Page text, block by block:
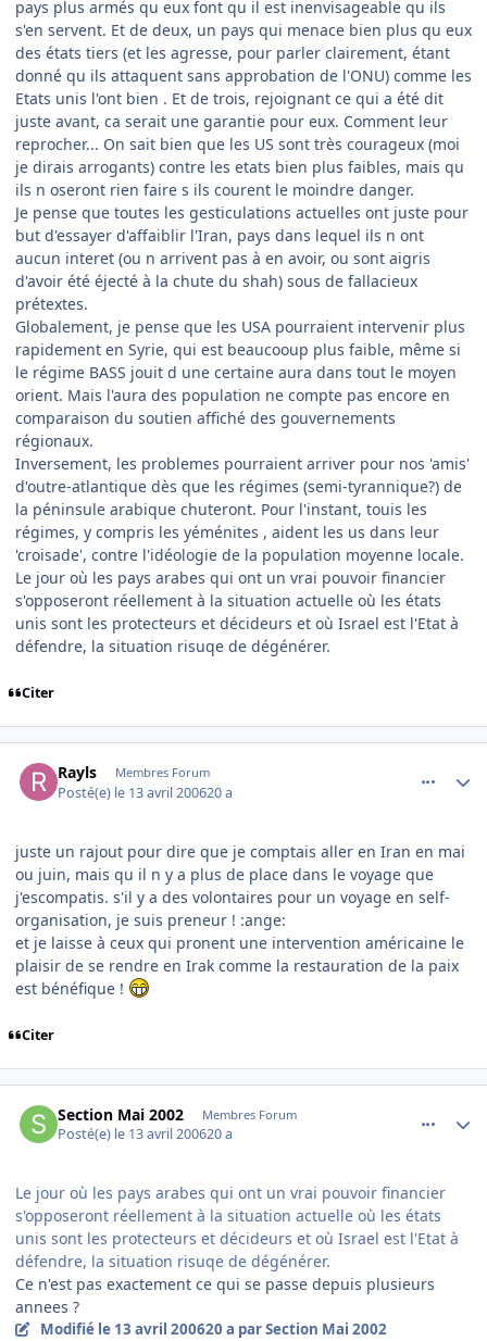
pays plus armés qu eux font qu il est inenvisageable qu ils
s'en servent. Et de deux, un pays qui menace bien plus qu eux
des états tiers (et les agresse, pour parler clairement, étant
donné qu ils attaquent sans approbation de l'ONU) comme les
Etats unis l'ont bien . Et de trois, rejoignant ce qui a été dit
juste avant, ca serait une garantie pour eux. Comment leur
reprocher... On sait bien que les US sont très courageux (moi
je dirais arrogants) contre les etats bien plus faibles, mais qu
ils n oseront rien faire s ils courent le moindre danger.
Je pense que toutes les gesticulations actuelles ont juste pour
but d'essayer d'affaiblir l'Iran, pays dans lequel ils n ont
aucun interet (ou n arrivent pas à en avoir, ou sont aigris
d'avoir été éjecté à la chute du shah) sous de fallacieux
prétextes.
Globalement, je pense que les USA pourraient intervenir plus
rapidement en Syrie, qui est beaucooup plus faible, même si
le régime BASS jouit d une certaine aura dans tout le moyen
orient. Mais l'aura des population ne compte pas encore en
comparaison du soutien affiché des gouvernements
régionaux.
Inversement, les problemes pourraient arriver pour nos 'amis'
d'outre-atlantique dès que les régimes (semi-tyrannique?) de
la péninsule arabique chuteront. Pour l'instant, touis les
régimes, y compris les yéménites , aident les us dans leur
'croisade', contre l'idéologie de la population moyenne locale.
Le jour où les pays arabes qui ont un vrai pouvoir financier
s'opposeront réellement à la situation actuelle où les états
unis sont les protecteurs et décideurs et où Israel est l'Etat à
défendre, la situation risuqe de dégénérer.
Citer
Rayls Membres Forum
Posté(e) le 13 avril 200620 a
juste un rajout pour dire que je comptais aller en Iran en mai
ou juin, mais qu il n y a plus de place dans le voyage que
j'escompatis. s'il y a des volontaires pour un voyage en self-
organisation, je suis preneur ! :ange:
et je laisse à ceux qui pronent une intervention américaine le
plaisir de se rendre en Irak comme la restauration de la paix
est bénéfique !
Citer
Section Mai 2002 Membres Forum
Posté(e) le 13 avril 200620 a
Le jour où les pays arabes qui ont un vrai pouvoir financier
s'opposeront réellement à la situation actuelle où les états
unis sont les protecteurs et décideurs et où Israel est l'Etat à
défendre, la situation risuqe de dégénérer.
Ce n'est pas exactement ce qui se passe depuis plusieurs
annees ?
Modifié le 13 avril 200620 a par Section Mai 2002